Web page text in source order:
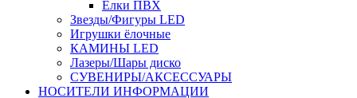
Ёлки ПВХ
Звезды/Фигуры LED
Игрушки ёлочные
КАМИНЫ LED
Лазеры/Шары диско
СУВЕНИРЫ/АКСЕССУАРЫ
НОСИТЕЛИ ИНФОРМАЦИИ